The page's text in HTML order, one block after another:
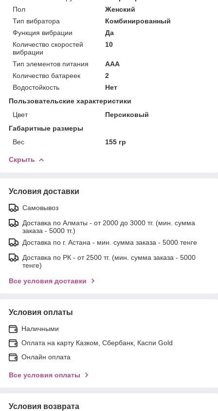
Пол
Женский
Тип вибратора
Комбинированный
Функция вибрации
Да
Количество скоростей
вибрации
10
Тип элементов питания
AAA
Количество батареек
2
Водостойкость
Нет
Пользовательские характеристики
Цвет
Персиковый
Габаритные размеры
Вес
155 гр
Скрыть
Условия доставки
Самовывоз
Доставка по Алматы - от 2000 до 3000 тг. (мин. сумма
заказа - 5000 тг.)
Доставка по г. Астана - мин. сумма заказа - 5000 тенге
Доставка по РК - от 2500 тг. (мин. сумма заказа - 5000
тенге)
Все условия доставки
Условия оплаты
Наличными
Оплата на карту Казком, Сбербанк, Каспи Gold
Онлайн оплата
Все условия оплаты
Условия возврата